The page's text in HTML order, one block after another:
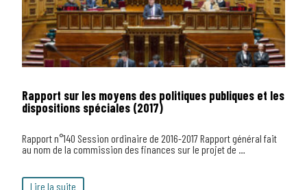
Rapport sur les moyens des politiques publiques et les
dispositions spéciales (2017)
Rapport n°140 Session ordinaire de 2016-2017 Rapport général fait
au nom de la commission des finances sur le projet de …
Lire la suite